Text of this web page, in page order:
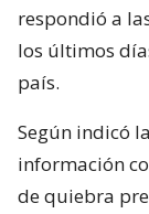
respondió a
los últimos
país.
Según indicó
información
de quiebra